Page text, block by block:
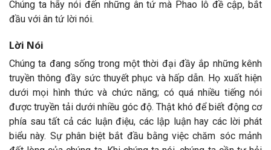
Chúng ta hãy nói đến những ân tứ mà Phao lô đề cập, bắt
đầu với ân tứ lời nói.
Lời Nói
Chúng ta đang sống trong một thời đại đầy ắp những kênh
truyền thông đầy sức thuyết phục và hấp dẫn. Họ xuất hiện
dưới mọi hình thức và chức năng; có quá nhiều tiếng nói
được truyền tải dưới nhiều góc độ. Thật khó để biết động cơ
phía sau tất cả các luận điệu, các lập luận hay các lời phát
biểu này. Sự phân biệt bắt đầu bằng việc chăm sóc mảnh